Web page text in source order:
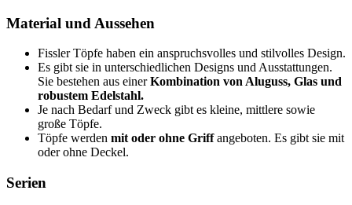
Material und Aussehen
Fissler Töpfe haben ein anspruchsvolles und stilvolles Design.
Es gibt sie in unterschiedlichen Designs und Ausstattungen.
Sie bestehen aus einerKombination von Aluguss, Glas und
robustem Edelstahl.
Je nach Bedarf und Zweck gibt es kleine, mittlere sowie
große Töpfe.
Töpfe werden mit oder ohne Griffangeboten. Es gibt sie mit
oder ohne Deckel.
Serien